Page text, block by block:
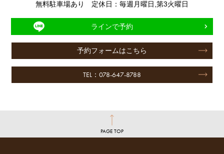
無料駐車場あり 定休日：毎週月曜日,第3火曜日
ラインで予約
予約フォームはこちら
TEL：078-647-8788
PAGE TOP